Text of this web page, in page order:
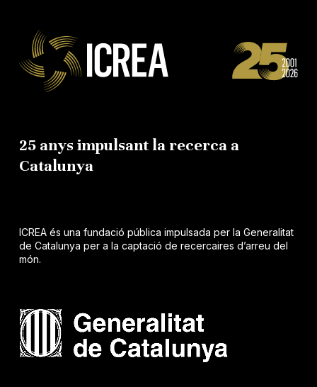
25 anys impulsant la recerca a
Catalunya
ICREA és una fundació pública impulsada per la Generalitat
de Catalunya per a la captació de recercaires d’arreu del
món.